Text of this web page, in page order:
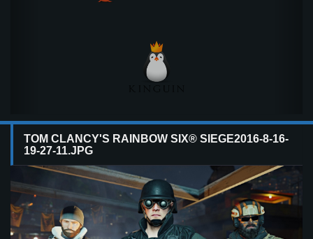
TOM CLANCY'S RAINBOW SIX® SIEGE2016-8-16-
19-27-11.JPG